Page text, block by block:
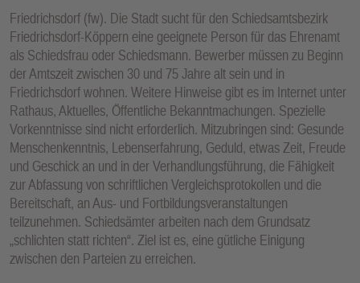
Friedrichsdorf (fw). Die Stadt sucht für den Schiedsamtsbezirk
Friedrichsdorf-Köppern eine geeignete Person für das Ehrenamt
als Schiedsfrau oder Schiedsmann. Bewerber müssen zu Beginn
der Amtszeit zwischen 30 und 75 Jahre alt sein und in
Friedrichsdorf wohnen. Weitere Hinweise gibt es im Internet unter
Rathaus, Aktuelles, Öffentliche Bekanntmachungen. Spezielle
Vorkenntnisse sind nicht erforderlich. Mitzubringen sind: Gesunde
Menschenkenntnis, Lebenserfahrung, Geduld, etwas Zeit, Freude
und Geschick an und in der Verhandlungsführung, die Fähigkeit
zur Abfassung von schriftlichen Vergleichsprotokollen und die
Bereitschaft, an Aus- und Fortbildungsveranstaltungen
teilzunehmen. Schiedsämter arbeiten nach dem Grundsatz
„schlichten statt richten“. Ziel ist es, eine gütliche Einigung
zwischen den Parteien zu erreichen.
R
F
U
N
K
TI
O
N
E
N